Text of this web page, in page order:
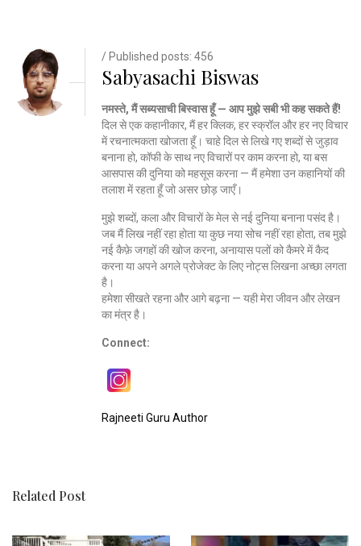
/ Published posts: 456
Sabyasachi Biswas
नमस्ते, मैं सब्यसाची बिस्वास हूँ — आप मुझे सबी भी कह सकते हैं!
दिल से एक कहानीकार, मैं हर क्लिक, हर स्क्रॉल और हर नए विचार
में रचनात्मकता खोजता हूँ। चाहे दिल से लिखे गए शब्दों से जुड़ाव
बनाना हो, कॉफी के साथ नए विचारों पर काम करना हो, या बस
आसपास की दुनिया को महसूस करना — मैं हमेशा उन कहानियों की
तलाश में रहता हूँ जो असर छोड़ जाएँ।
मुझे शब्दों, कला और विचारों के मेल से नई दुनिया बनाना पसंद है।
जब मैं लिख नहीं रहा होता या कुछ नया सोच नहीं रहा होता, तब मुझे
नई कैफ़े जगहों की खोज करना, अनायास पलों को कैमरे में कैद
करना या अपने अगले प्रोजेक्ट के लिए नोट्स लिखना अच्छा लगता
है।
हमेशा सीखते रहना और आगे बढ़ना — यही मेरा जीवन और लेखन
का मंत्र है।
Connect:
Rajneeti Guru Author
Related Post